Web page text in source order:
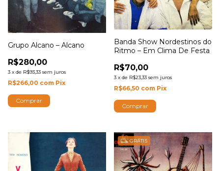
Grupo Alcano – Alcano
R$280,00
3 x de R$93,33 sem juros
R$266,00 com Pix
Banda Show Nordestinos do
Ritmo – Em Clima De Festa
R$70,00
3 x de R$23,33 sem juros
R$66,50 com Pix
GRÁTIS